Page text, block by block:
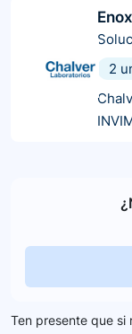
2
Ten presente que si